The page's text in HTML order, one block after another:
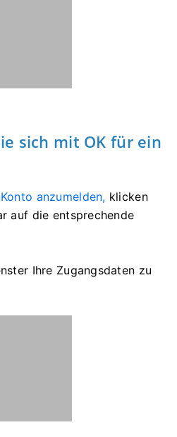
sich mit OK für ein
anzumelden, klicken
auf die entsprechende
Ihre Zugangsdaten zu